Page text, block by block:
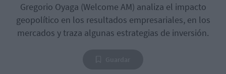
Gregorio Oyaga (Welcome AM) analiza el impacto
geopolítico en los resultados empresariales, en los
mercados y traza algunas estrategias de inversión.